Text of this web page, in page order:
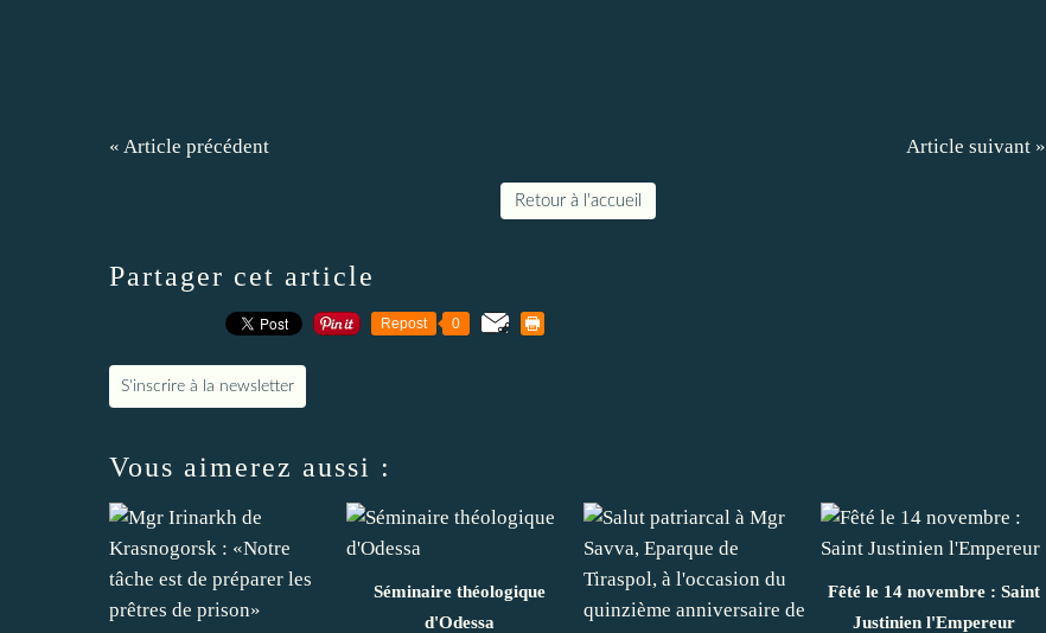
« Article précédent Article suivant »
Retour à l'accueil
Partager cet article
Repost 0
S'inscrire à la newsletter
Vous aimerez aussi :
Séminaire théologique
d'Odessa
Fêté le 14 novembre : Saint
Justinien l'Empereur